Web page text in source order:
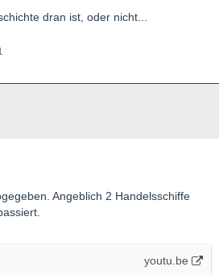
dran ist, oder nicht...
Angeblich 2 Handelsschiffe
youtu.be